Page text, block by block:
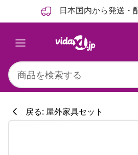
日本国内から発送・
戻る: 屋外家具セット